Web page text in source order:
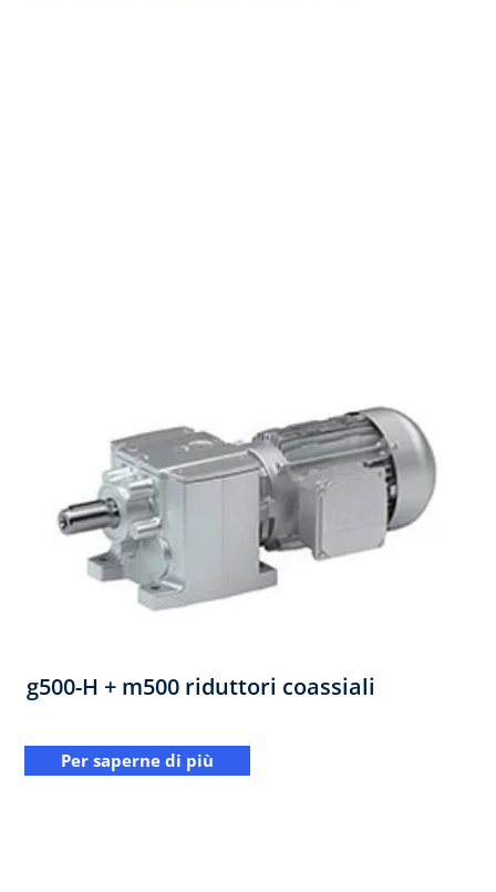
g500-H + m500 riduttori coassiali
Per saperne di più